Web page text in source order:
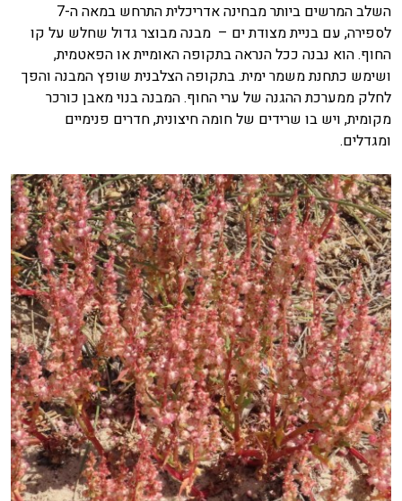
השלב המרשים ביותר מבחינה אדריכלית התרחש במאה ה-7
לספירה, עם בניית מצודת ים – מבנה מבוצר גדול שחלש על קו
החוף. הוא נבנה ככל הנראה בתקופה האומיית או הפאטמית,
ושימש כתחנת משמר ימית. בתקופה הצלבנית שופץ המבנה והפך
לחלק ממערכת ההגנה של ערי החוף. המבנה בנוי מאבן כורכר
מקומית, ויש בו שרידים של חומה חיצונית, חדרים פנימיים
ומגדלים.